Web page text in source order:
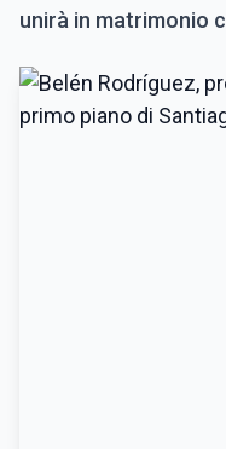
unirà in matrimonio c